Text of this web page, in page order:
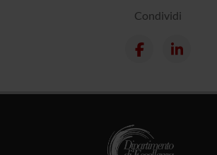
Condividi